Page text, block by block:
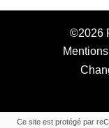
©2026
Ce site est protégé par